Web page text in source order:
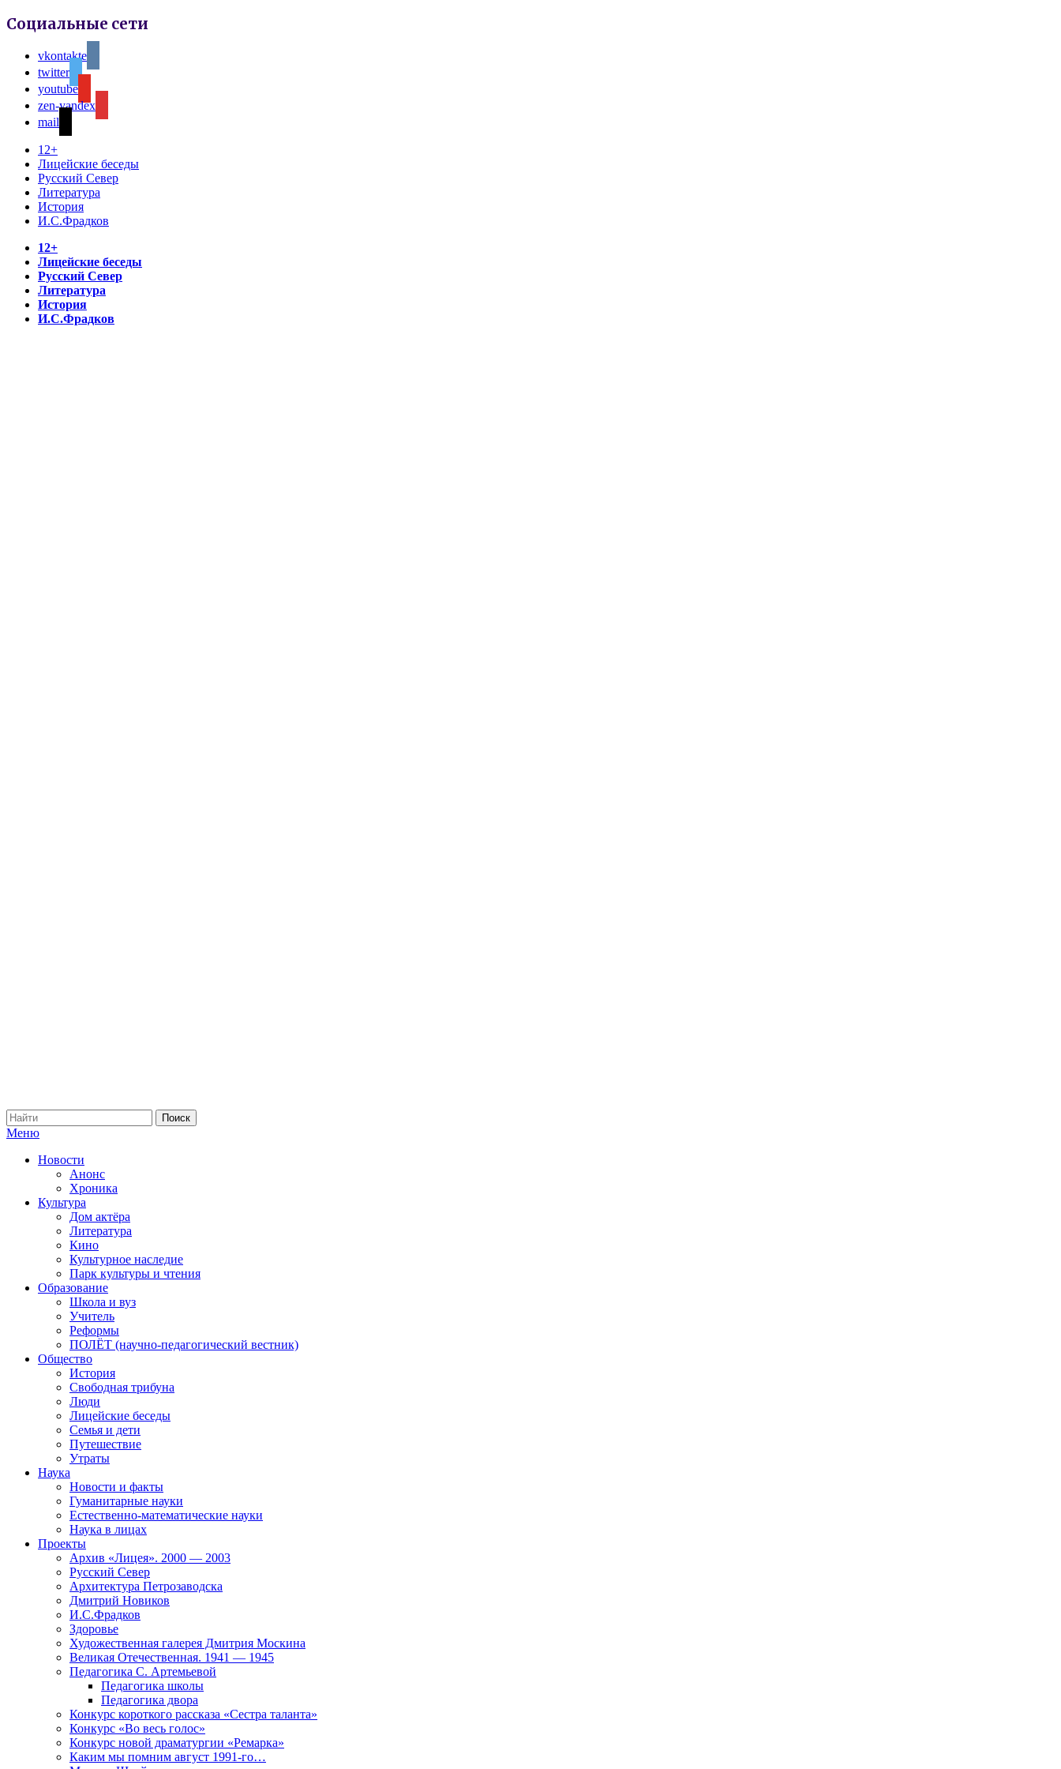
Социальные сети
vkontakte
twitter
youtube
zen-yandex
mail
12+
Лицейские беседы
Русский Север
Литература
История
И.С.Фрадков
12+
Лицейские беседы
Русский Север
Литература
История
И.С.Фрадков
Меню
Новости
Анонс
Хроника
Культура
Дом актёра
Литература
Кино
Культурное наследие
Парк культуры и чтения
Образование
Школа и вуз
Учитель
Реформы
ПОЛЁТ (научно-педагогический вестник)
Общество
История
Свободная трибуна
Люди
Лицейские беседы
Семья и дети
Путешествие
Утраты
Наука
Новости и факты
Гуманитарные науки
Естественно-математические науки
Наука в лицах
Проекты
Архив «Лицея». 2000 — 2003
Русский Север
Архитектура Петрозаводска
Дмитрий Новиков
И.С.Фрадков
Здоровье
Художественная галерея Дмитрия Москина
Великая Отечественная. 1941 — 1945
Педагогика С. Артемьевой
Педагогика школы
Педагогика двора
Конкурс короткого рассказа «Сестра таланта»
Конкурс «Во весь голос»
Конкурс новой драматургии «Ремарка»
Каким мы помним август 1991-го…